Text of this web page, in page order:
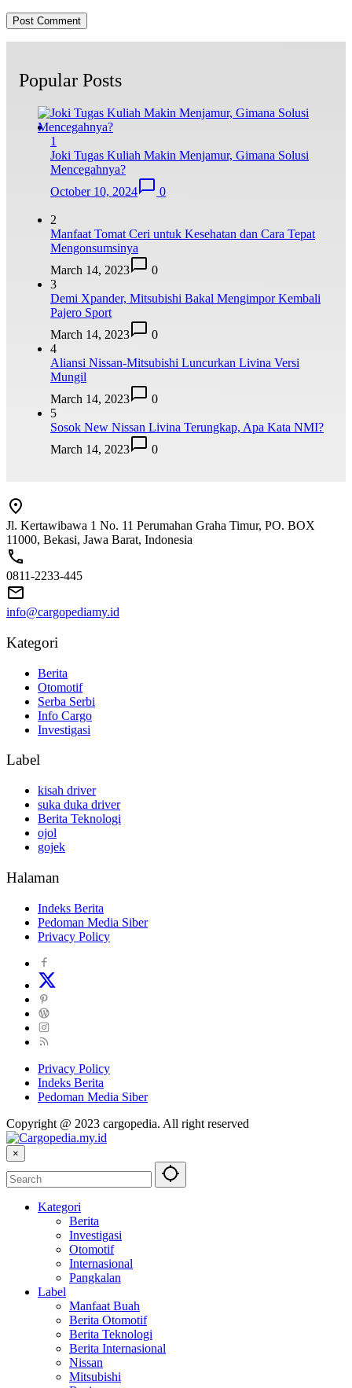
Popular Posts
1
Joki Tugas Kuliah Makin Menjamur, Gimana Solusi
Mencegahnya?
October 10, 2024
0
2
Manfaat Tomat Ceri untuk Kesehatan dan Cara Tepat
Mengonsumsinya
March 14, 2023
0
3
Demi Xpander, Mitsubishi Bakal Mengimpor Kembali
Pajero Sport
March 14, 2023
0
4
Aliansi Nissan-Mitsubishi Luncurkan Livina Versi
Mungil
March 14, 2023
0
5
Sosok New Nissan Livina Terungkap, Apa Kata NMI?
March 14, 2023
0
Jl. Kertawibawa 1 No. 11 Perumahan Graha Timur, PO. BOX
11000, Bekasi, Jawa Barat, Indonesia
0811-2233-445
info@cargopediamy.id
Kategori
Berita
Otomotif
Serba Serbi
Info Cargo
Investigasi
Label
kisah driver
suka duka driver
Berita Teknologi
ojol
gojek
Halaman
Indeks Berita
Pedoman Media Siber
Privacy Policy
Privacy Policy
Indeks Berita
Pedoman Media Siber
Copyright @ 2023 cargopedia. All right reserved
×
Kategori
Berita
Investigasi
Otomotif
Internasional
Pangkalan
Label
Manfaat Buah
Berita Otomotif
Berita Teknologi
Berita Internasional
Nissan
Mitsubishi